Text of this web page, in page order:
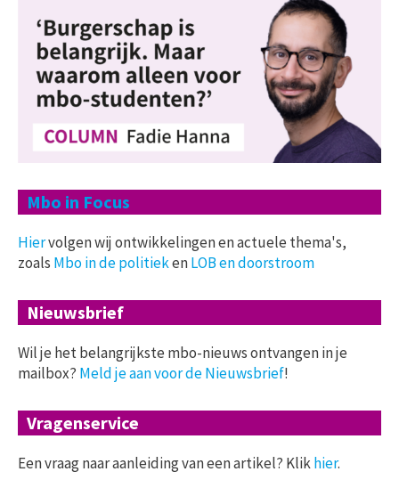
Mbo in Focus
Hiervolgen wij ontwikkelingen en actuele thema's,
zoals Mbo in de politiekenLOB en doorstroom
Nieuwsbrief
Wil je het belangrijkste mbo-nieuws ontvangen in je
mailbox? Meld je aan voor de Nieuwsbrief!
Vragenservice
Een vraag naar aanleiding van een artikel? Klikhier.